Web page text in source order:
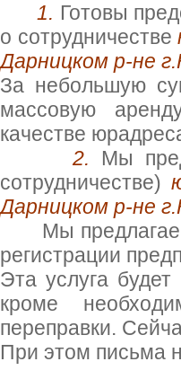
1. Готовы
о сотрудничестве
Дарницком р-не
За небольшую
массовую
качестве
2. Мы
сотрудничестве)
Дарницком р-не
Мы предлагаем
регистрации
Эта услуга
кроме
переправки.
При этом письма